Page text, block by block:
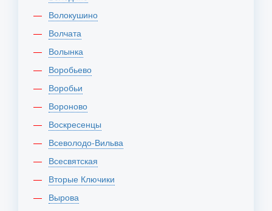
Волокушино
Волчата
Волынка
Воробьево
Воробьи
Вороново
Воскресенцы
Всеволодо-Вильва
Всесвятская
Вторые Ключики
Вырова